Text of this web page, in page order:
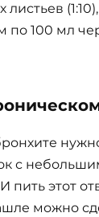
по 100 мл
с
пить этот
можно